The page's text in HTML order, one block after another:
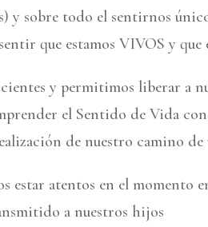
y sobre todo el sentirnos
que estamos VIVOS y
y permitimos liberar a
el Sentido de Vida
de nuestro camino de
estar atentos en el momento
a nuestros hijos